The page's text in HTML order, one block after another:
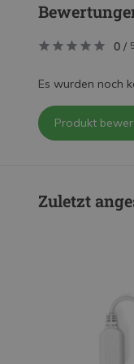
0 / 5
Es wurden noch
Produkt
Zuletzt